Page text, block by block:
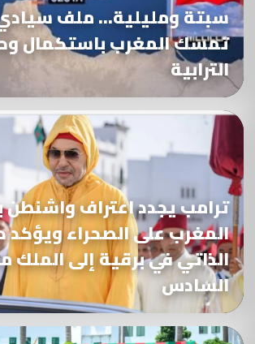
سبتة ومليلية… ملف
تمسك المغرب باستكمال
الترابية
ترامب يجدد اعتراف واشنطن
المغرب على الصحراء ويؤكد
الذاتي في برقية إلى الملك
السادس